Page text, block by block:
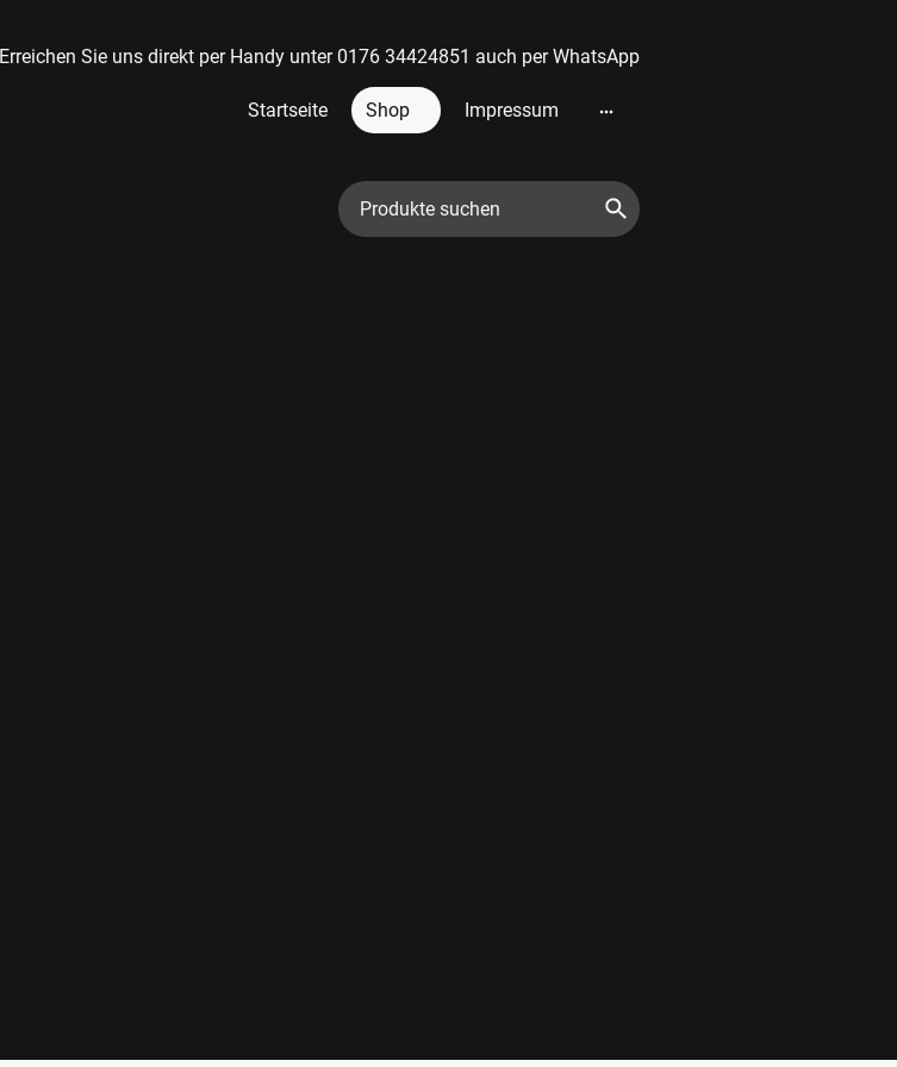
Erreichen Sie uns direkt per Handy unter 0176 34424851 auch per WhatsApp
Startseite Shop Impressum